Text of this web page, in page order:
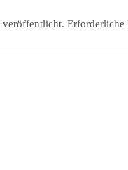
veröffentlicht.